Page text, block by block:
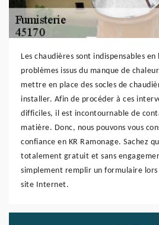
Les chaudières sont indispensables
problèmes issus du manque de
mettre en place des socles de
installer. Afin de procéder à ces
difficiles, il est incontournable de
matière. Donc, nous pouvons vous
confiance en KR Ramonage. Sachez
totalement gratuit et sans
simplement remplir un formulaire
site Internet.